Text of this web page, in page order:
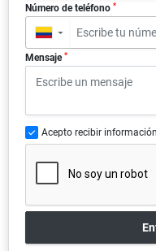
Número de teléfono *
▼
Mensaje *
Acepto recibir